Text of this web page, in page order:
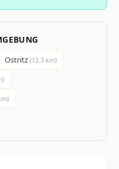
Ostritz (12.3 km)